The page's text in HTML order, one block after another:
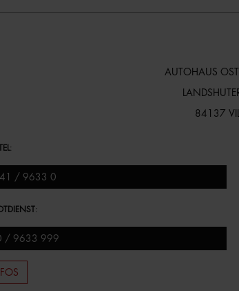
AUTOHAUS
84137
:
/ 9633 0
:
/ 9633 999